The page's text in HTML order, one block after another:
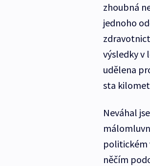
zhoubná
jednoho
výsledky v
udělena
sta
Neváhal
politickém
něčím